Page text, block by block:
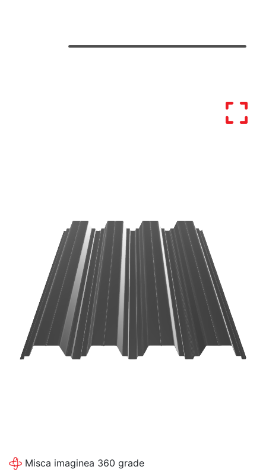
Misca imaginea 360 grade